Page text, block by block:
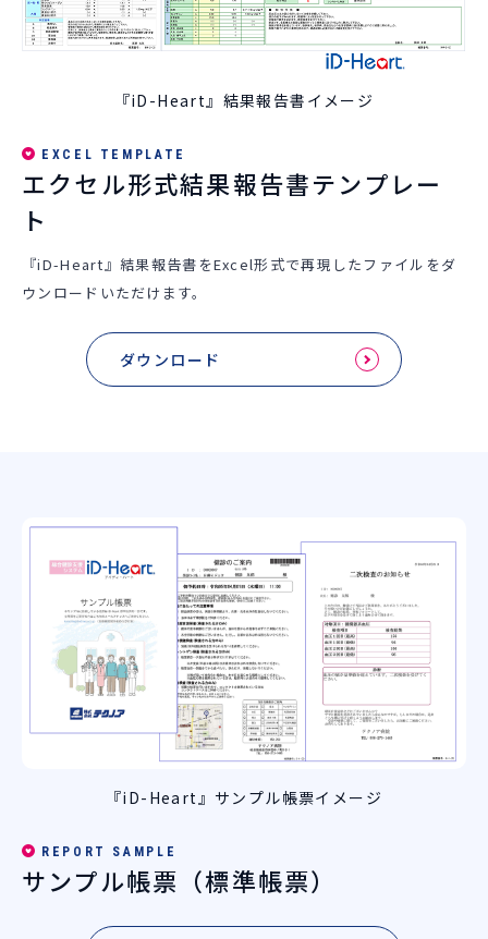
『iD-Heart』結果報告書イメージ
EXCEL TEMPLATE
エクセル形式結果報告書テンプレー
ト
『iD-Heart』結果報告書をExcel形式で再現したファイルをダ
ウンロードいただけます。
ダウンロード
『iD-Heart』サンプル帳票イメージ
REPORT SAMPLE
サンプル帳票（標準帳票）